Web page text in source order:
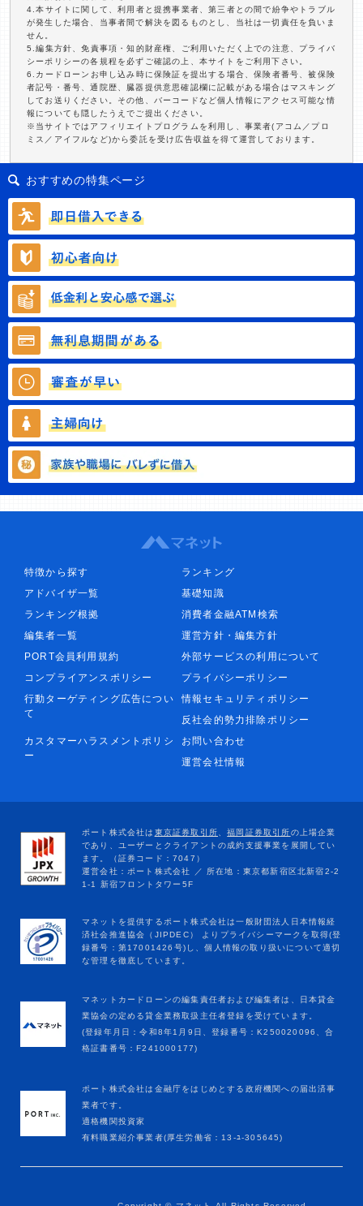
4.本サイトに関して、利用者と提携事業者、第三者との間で紛争やトラブル
が発生した場合、当事者間で解決を図るものとし、当社は一切責任を負いま
せん。
5.編集方針、免責事項・知的財産権、ご利用いただく上での注意、プライバ
シーポリシーの各規程を必ずご確認の上、本サイトをご利用下さい。
6.カードローンお申し込み時に保険証を提出する場合、保険者番号、被保険
者記号・番号、通院歴、臓器提供意思確認欄に記載がある場合はマスキング
してお送りください。その他、バーコードなど個人情報にアクセス可能な情
報についても隠したうえでご提出ください。
※当サイトではアフィリエイトプログラムを利用し、事業者(アコム／プロ
ミス／アイフルなど)から委託を受け広告収益を得て運営しております。
おすすめの特集ページ
特徴から探す
ランキング
アドバイザ一覧
基礎知識
ランキング根拠
消費者金融ATM検索
編集者一覧
運営方針・編集方針
PORT会員利用規約
外部サービスの利用について
コンプライアンスポリシー
プライバシーポリシー
行動ターゲティング広告につい
て
情報セキュリティポリシー
反社会的勢力排除ポリシー
カスタマーハラスメントポリシ
ー
お問い合わせ
運営会社情報
マネットカードローンの編集責任者および編集者は、日本貸金
業協会の定める貸金業務取扱主任者登録を受けています。
(登録年月日：令和8年1月9日、登録番号：K250020096、合
格証書番号：F241000177)
ポート株式会社は金融庁をはじめとする政府機関への届出済事
業者です。
適格機関投資家
有料職業紹介事業者(厚生労働省：13-ﾕ-305645)